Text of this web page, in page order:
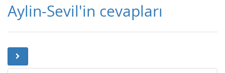
Aylin-Sevil'in cevapları